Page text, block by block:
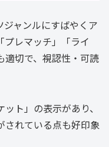
ジャンルにすばやくア
プレマッチ」「ライ
適切で、視認性・可読
ト」の表示があり、
されている点も好印象